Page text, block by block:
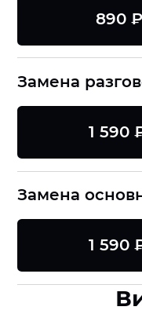
890
Замена
1 590
Замена
1 590